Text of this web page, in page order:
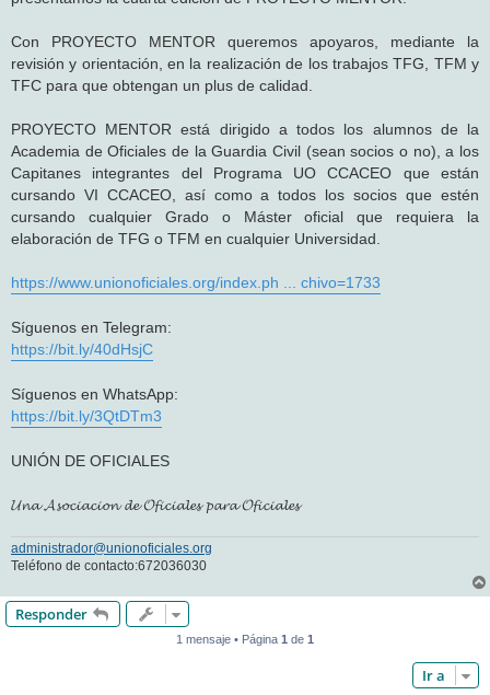
Con PROYECTO MENTOR queremos apoyaros, mediante la
revisión y orientación, en la realización de los trabajos TFG, TFM y
TFC para que obtengan un plus de calidad.
PROYECTO MENTOR está dirigido a todos los alumnos de la
Academia de Oficiales de la Guardia Civil (sean socios o no), a los
Capitanes integrantes del Programa UO CCACEO que están
cursando VI CCACEO, así como a todos los socios que estén
cursando cualquier Grado o Máster oficial que requiera la
elaboración de TFG o TFM en cualquier Universidad.
https://www.unionoficiales.org/index.ph ... chivo=1733
Síguenos en Telegram:
https://bit.ly/40dHsjC
Síguenos en WhatsApp:
https://bit.ly/3QtDTm3
UNIÓN DE OFICIALES
𝓤𝓷𝓪 𝓐𝓼𝓸𝓬𝓲𝓪𝓬𝓲𝓸𝓷 𝓭𝓮 𝓞𝓯𝓲𝓬𝓲𝓪𝓵𝓮𝓼 𝓹𝓪𝓻𝓪 𝓞𝓯𝓲𝓬𝓲𝓪𝓵𝓮𝓼
administrador@unionoficiales.org
Teléfono de contacto:672036030
Responder
1 mensaje • Página 1 de 1
Ir a